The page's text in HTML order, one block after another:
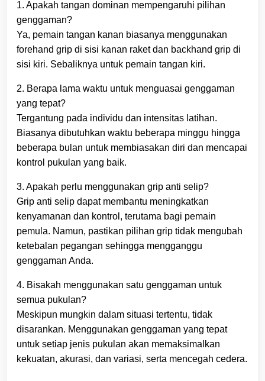
1. Apakah tangan dominan mempengaruhi pilihan
genggaman?
Ya, pemain tangan kanan biasanya menggunakan
forehand grip di sisi kanan raket dan backhand grip di
sisi kiri. Sebaliknya untuk pemain tangan kiri.
2. Berapa lama waktu untuk menguasai genggaman
yang tepat?
Tergantung pada individu dan intensitas latihan.
Biasanya dibutuhkan waktu beberapa minggu hingga
beberapa bulan untuk membiasakan diri dan mencapai
kontrol pukulan yang baik.
3. Apakah perlu menggunakan grip anti selip?
Grip anti selip dapat membantu meningkatkan
kenyamanan dan kontrol, terutama bagi pemain
pemula. Namun, pastikan pilihan grip tidak mengubah
ketebalan pegangan sehingga mengganggu
genggaman Anda.
4. Bisakah menggunakan satu genggaman untuk
semua pukulan?
Meskipun mungkin dalam situasi tertentu, tidak
disarankan. Menggunakan genggaman yang tepat
untuk setiap jenis pukulan akan memaksimalkan
kekuatan, akurasi, dan variasi, serta mencegah cedera.